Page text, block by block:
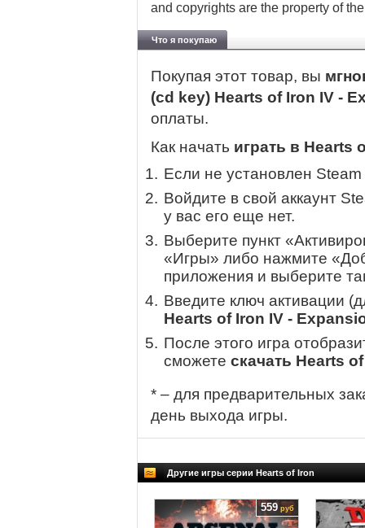
and copyrights are the property of
Что я покупаю
Покупая этот товар, вы
(cd key) Hearts of Iron IV -
оплаты.
Как начать играть в Hearts
Если не установлен
Войдите в свой аккаунт
у вас его еще нет.
Выберите пункт
«Игры» либо нажмите
приложения и выберите
Введите ключ активации
Hearts of Iron IV -
После этого игра
сможете скачать Hearts
* – для предварительных
день выхода игры.
Другие игры серии Hearts of Iron
559 руб